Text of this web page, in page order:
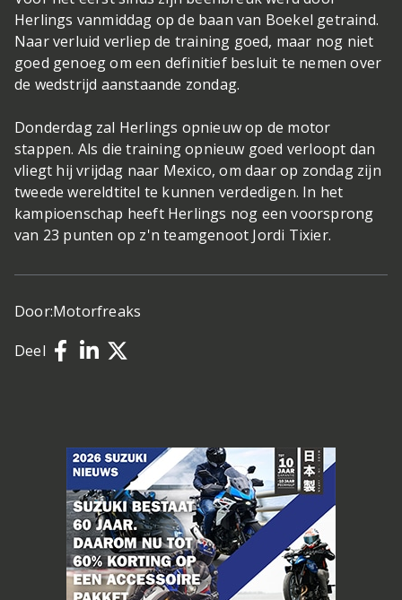
Herlings vanmiddag op de baan van Boekel getraind.
Naar verluid verliep de training goed, maar nog niet
goed genoeg om een definitief besluit te nemen over
de wedstrijd aanstaande zondag.
Donderdag zal Herlings opnieuw op de motor
stappen. Als die training opnieuw goed verloopt dan
vliegt hij vrijdag naar Mexico, om daar op zondag zijn
tweede wereldtitel te kunnen verdedigen. In het
kampioenschap heeft Herlings nog een voorsprong
van 23 punten op z'n teamgenoot Jordi Tixier.
Door:Motorfreaks
Deel